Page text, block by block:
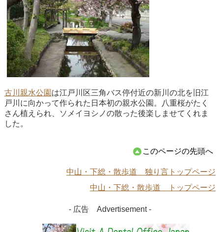
古川親水公園 は江戸川区三角バス停付近の新川の北を旧江
戸川に向かって作られた日本初の親水公園。八重桜がたく
さん植えられ、ソメイヨシノの散った後楽しませてくれま
した。
このページの先頭へ
中山・下総・散歩道 独り言トップページ
中山・下総・散歩道 トップページ
- 広告 Advertisement -